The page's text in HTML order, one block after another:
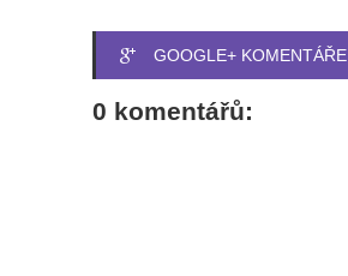
GOOGLE+ KOMENTÁŘE
0 komentářů: